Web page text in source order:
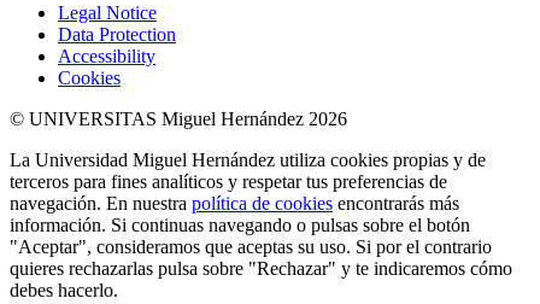
Legal Notice
Data Protection
Accessibility
Cookies
© UNIVERSITAS Miguel Hernández 2026
La Universidad Miguel Hernández utiliza cookies propias y de
terceros para fines analíticos y respetar tus preferencias de
navegación. En nuestra política de cookies encontrarás más
información. Si continuas navegando o pulsas sobre el botón
"Aceptar", consideramos que aceptas su uso. Si por el contrario
quieres rechazarlas pulsa sobre "Rechazar" y te indicaremos cómo
debes hacerlo.